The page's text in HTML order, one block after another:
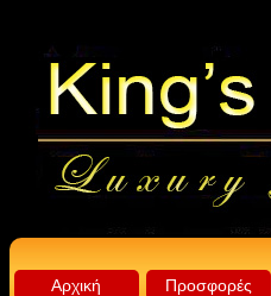
Αρχική Προσφορές